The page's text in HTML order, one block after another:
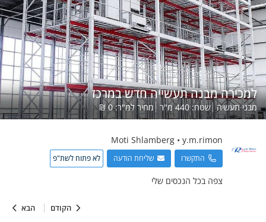
הקודם הבא
למכירה מבנה תעשייה חדש במרכז
מבני תעשיה שטח:440מ"ר מחיר למ"ר:0
₪
Moti Shlamberg • y.m.rimon
התקשרו שליחת הודעה לא פתוח לשת"פ
צפה בכל הנכסים שלי